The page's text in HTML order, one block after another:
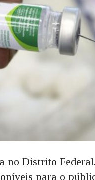
no Distrito
para o